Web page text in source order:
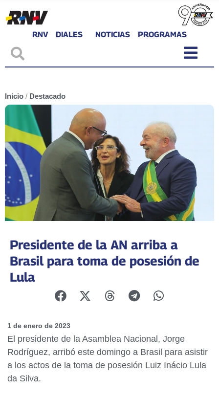
RNV DIALES NOTICIAS PROGRAMAS
Inicio / Destacado
Presidente de la AN arriba a
Brasil para toma de posesión de
Lula
1 de enero de 2023
El presidente de la Asamblea Nacional, Jorge
Rodríguez, arribó este domingo a Brasil para asistir
a los actos de la toma de posesión Luiz Inácio Lula
da Silva.